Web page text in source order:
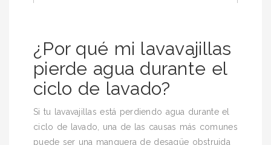
¿Por qué mi lavavajillas
pierde agua durante el
ciclo de lavado?
Si tu lavavajillas está perdiendo agua durante el
ciclo de lavado, una de las causas más comunes
puede ser una manguera de desagüe obstruida